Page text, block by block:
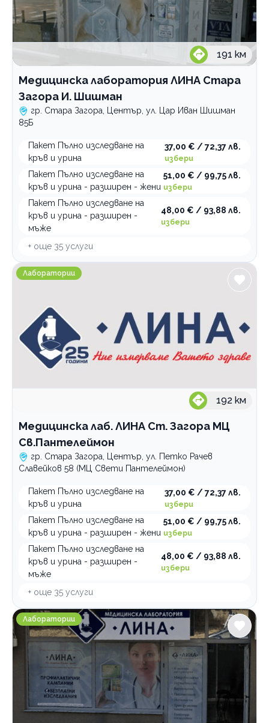
191 км
Медицинска лаборатория ЛИНА Стара
Загора И. Шишман
гр. Стара Загора, Център, ул. Цар Иван Шишман
85Б
Пакет Пълно изследване на
кръв и урина
37,00 € / 72,37 лв.
избери
Пакет Пълно изследване на
кръв и урина - разширен - жени
51,00 € / 99,75 лв.
избери
Пакет Пълно изследване на
кръв и урина - разширен -
мъже
48,00 € / 93,88 лв.
избери
+ още 35 услуги
Медицинска лаб. ЛИНА Ст. Загора МЦ
Лаборатории
192 км
Медицинска лаб. ЛИНА Ст. Загора МЦ
Св.Пантелеймон
гр. Стара Загора, Център, ул. Петко Рачев
Славейков 58 (МЦ Свети Пантелеймон)
Пакет Пълно изследване на
кръв и урина
37,00 € / 72,37 лв.
избери
Пакет Пълно изследване на
кръв и урина - разширен - жени
51,00 € / 99,75 лв.
избери
Пакет Пълно изследване на
кръв и урина - разширен -
мъже
48,00 € / 93,88 лв.
избери
+ още 35 услуги
Медицинска лаборатория ЛИНА Ст. Загора ул.
Лаборатории